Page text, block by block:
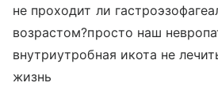
не проходит ли
возрастом?просто наш
внутриутробная икота не
жизнь